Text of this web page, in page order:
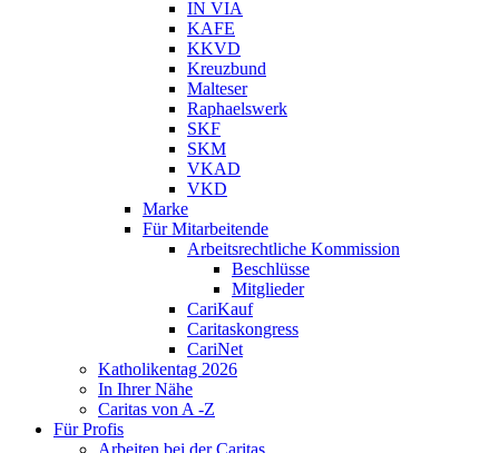
IN VIA
KAFE
KKVD
Kreuzbund
Malteser
Raphaelswerk
SKF
SKM
VKAD
VKD
Marke
Für Mitarbeitende
Arbeitsrechtliche Kommission
Beschlüsse
Mitglieder
CariKauf
Caritaskongress
CariNet
Katholikentag 2026
In Ihrer Nähe
Caritas von A -Z
Für Profis